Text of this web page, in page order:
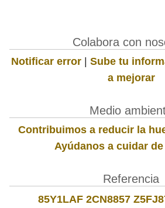
Colabora con
Notificar error | Sube tu
a mejorar
Medio
Contribuimos a reducir la
Ayúdanos a cuidar
Referencia
85Y1LAF 2CN8857